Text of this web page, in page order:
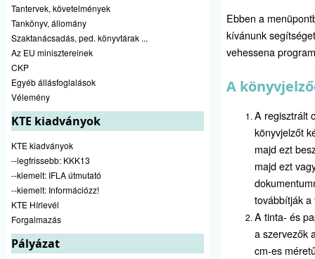
Tantervek, követelmények
Tankönyv, állomány
Szaktanácsadás, ped. könyvtárak ...
Az EU minisztereinek
CKP
Egyéb állásfoglalások
Vélemény
KTE kiadványok
KTE kiadványok
--legfrissebb: KKK13
--kiemelt: IFLA útmutató
--kiemelt: Információzz!
KTE Hírlevél
Forgalmazás
Pályázat
Ebben a
kívánunk
vehessena
A
A regisztrált
könyvjelzőt
majd ezt
majd ezt
továbbítják a
A tinta- és
a szervezők
cm-es